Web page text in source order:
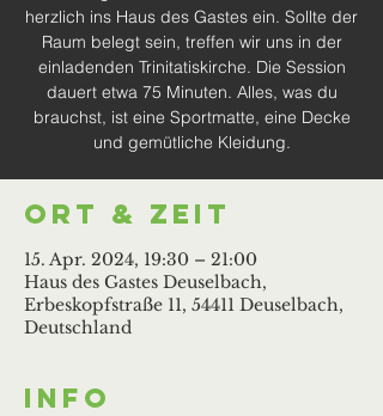
herzlich ins Haus des Gastes ein. Sollte der
Raum belegt sein, treffen wir uns in der
einladenden Trinitatiskirche. Die Session
dauert etwa 75 Minuten. Alles, was du
brauchst, ist eine Sportmatte, eine Decke
und gemütliche Kleidung.
Ort & Zeit
15. Apr. 2024, 19:30 – 21:00
Haus des Gastes Deuselbach,
Erbeskopfstraße 11, 54411 Deuselbach,
Deutschland
Info